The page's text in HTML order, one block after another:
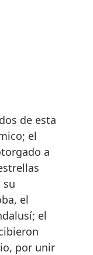
de esta
el
a
su
el
el
por unir